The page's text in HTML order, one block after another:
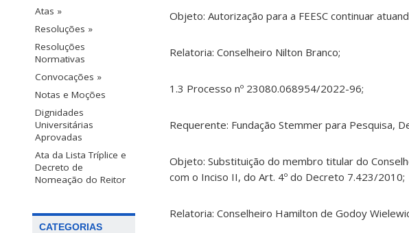
Atas »
Resoluções »
Resoluções
Normativas
Convocações »
Notas e Moções
Dignidades
Universitárias
Aprovadas
Ata da Lista Tríplice e
Decreto de
Nomeação do Reitor
CATEGORIAS
Objeto: Autorização para a FEESC continuar
Relatoria: Conselheiro Nilton Branco;
1.3 Processo nº 23080.068954/2022-96;
Requerente: Fundação Stemmer para Pesquisa,
Objeto: Substituição do membro titular do
com o Inciso II, do Art. 4º do Decreto 7.423/2010;
Relatoria: Conselheiro Hamilton de Godoy